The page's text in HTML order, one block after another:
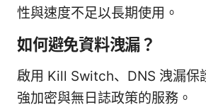
性與速度不足以長期使用。
如何避免資料洩漏？
啟用 Kill Switch、DNS 洩漏保
強加密與無日誌政策的服務。